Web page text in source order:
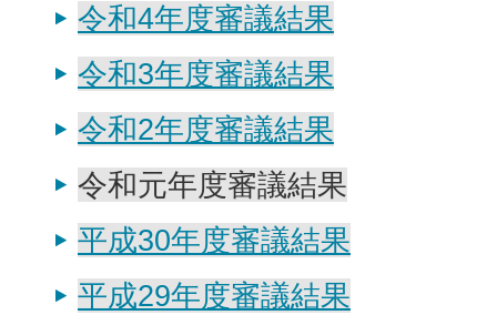
令和4年度審議結果
令和3年度審議結果
令和2年度審議結果
令和元年度審議結果
平成30年度審議結果
平成29年度審議結果